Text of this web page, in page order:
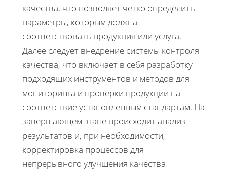
качества, что позволяет четко определить
параметры, которым должна
соответствовать продукция или услуга.
Далее следует внедрение системы контроля
качества, что включает в себя разработку
подходящих инструментов и методов для
мониторинга и проверки продукции на
соответствие установленным стандартам. На
завершающем этапе происходит анализ
результатов и, при необходимости,
корректировка процессов для
непрерывного улучшения качества